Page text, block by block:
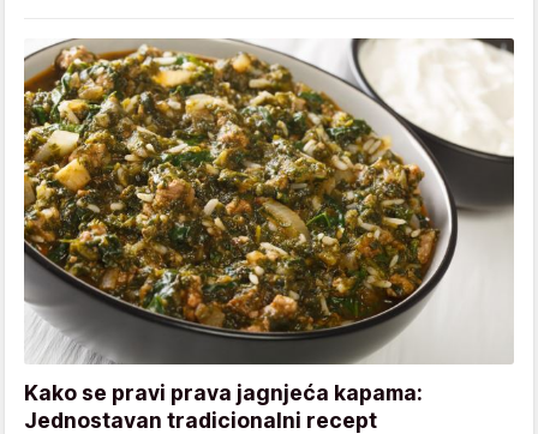
Kako se pravi prava jagnjeća kapama:
Jednostavan tradicionalni recept